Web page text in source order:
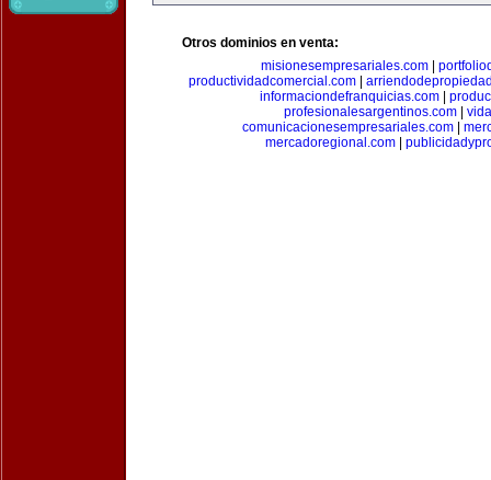
Otros dominios en venta:
misionesempresariales.com
productividadcomercial.com
informaciondefranquicias.com
profesionalesargentinos.com|
comunicacionesempresariales.com
mercadoregional.com